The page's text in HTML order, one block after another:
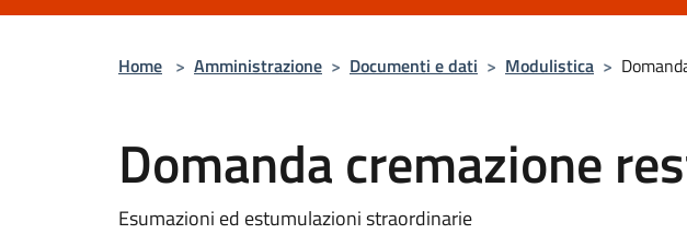
Home > Amministrazione > Documenti e dati > Modulistica >
Domanda cremazione
Esumazioni ed estumulazioni straordinarie